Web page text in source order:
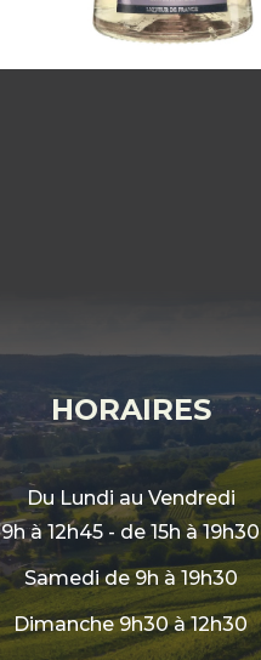
HORAIRES
Du Lundi au Vendredi
9h à 12h45 - de 15h à 19h30
Samedi de 9h à 19h30
Dimanche 9h30 à 12h30